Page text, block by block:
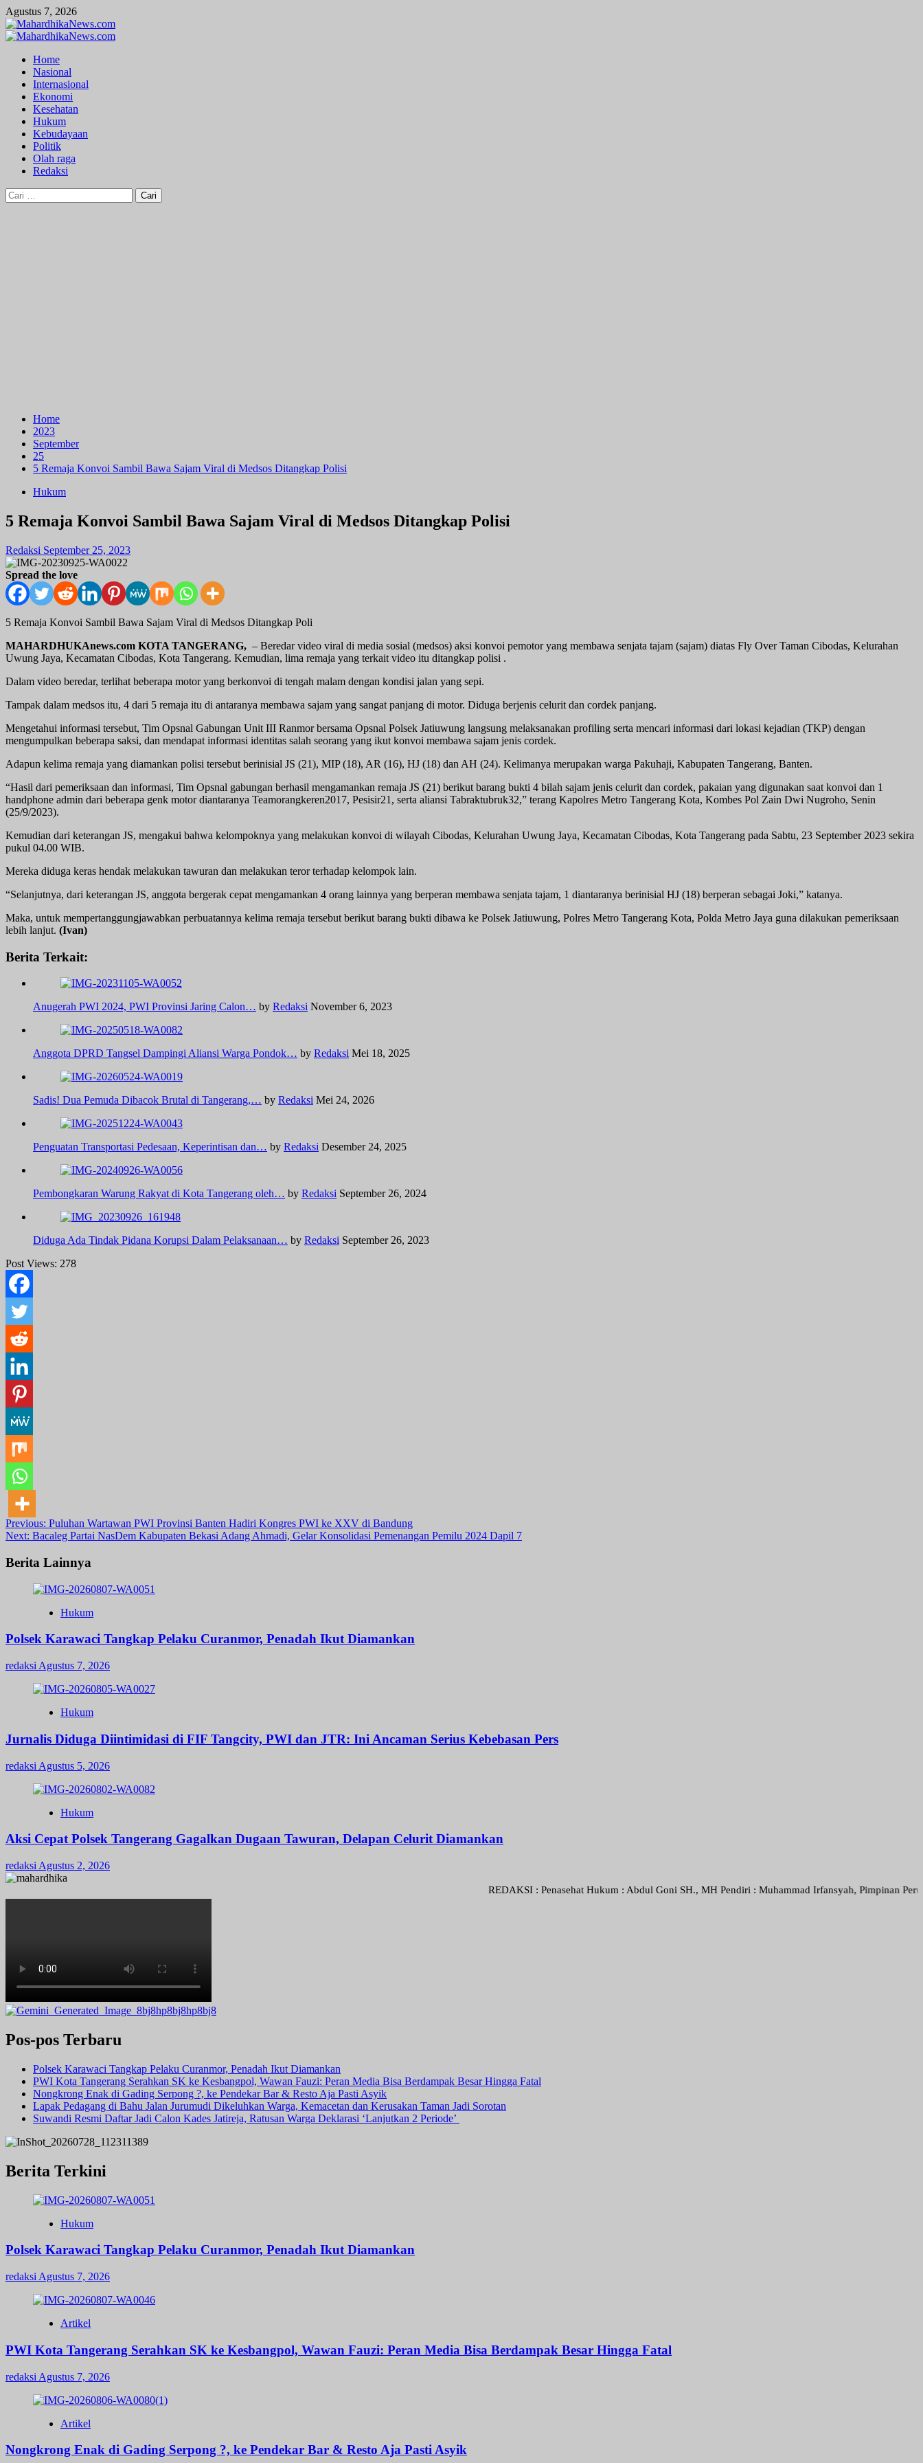
Skip
to
content
Agustus 7, 2026
Primary
Home
Nasional
Internasional
Ekonomi
Kesehatan
Hukum
Kebudayaan
Politik
Olah raga
Redaksi
Cari
untuk:
Home
2023
September
25
5 Remaja Konvoi Sambil Bawa Sajam Viral di Medsos Ditangkap Polisi
Hukum
5 Remaja Konvoi Sambil Bawa Sajam Viral di Medsos Ditangkap Polisi
Redaksi September 25, 2023
Spread the love
5 Remaja Konvoi Sambil Bawa Sajam Viral di Medsos Ditangkap Poli
MAHARDHUKAnews.com KOTA TANGERANG, – Beredar video viral di media sosial (medsos) aksi konvoi pemotor yang membawa senjata tajam (sajam) diatas Fly Over Taman Cibodas, Kelurahan
Uwung Jaya, Kecamatan Cibodas, Kota Tangerang. Kemudian, lima remaja yang terkait video itu ditangkap polisi .
Dalam video beredar, terlihat beberapa motor yang berkonvoi di tengah malam dengan kondisi jalan yang sepi.
Tampak dalam medsos itu, 4 dari 5 remaja itu di antaranya membawa sajam yang sangat panjang di motor. Diduga berjenis celurit dan cordek panjang.
Mengetahui informasi tersebut, Tim Opsnal Gabungan Unit III Ranmor bersama Opsnal Polsek Jatiuwung langsung melaksanakan profiling serta mencari informasi dari lokasi kejadian (TKP) dengan
mengumpulkan beberapa saksi, dan mendapat informasi identitas salah seorang yang ikut konvoi membawa sajam jenis cordek.
Adapun kelima remaja yang diamankan polisi tersebut berinisial JS (21), MIP (18), AR (16), HJ (18) dan AH (24). Kelimanya merupakan warga Pakuhaji, Kabupaten Tangerang, Banten.
“Hasil dari pemeriksaan dan informasi, Tim Opsnal gabungan berhasil mengamankan remaja JS (21) berikut barang bukti 4 bilah sajam jenis celurit dan cordek, pakaian yang digunakan saat konvoi dan 1
handphone admin dari beberapa genk motor diantaranya Teamorangkeren2017, Pesisir21, serta aliansi Tabraktubruk32,” terang Kapolres Metro Tangerang Kota, Kombes Pol Zain Dwi Nugroho, Senin
(25/9/2023).
Kemudian dari keterangan JS, mengakui bahwa kelompoknya yang melakukan konvoi di wilayah Cibodas, Kelurahan Uwung Jaya, Kecamatan Cibodas, Kota Tangerang pada Sabtu, 23 September 2023 sekira
pukul 04.00 WIB.
Mereka diduga keras hendak melakukan tawuran dan melakukan teror terhadap kelompok lain.
“Selanjutnya, dari keterangan JS, anggota bergerak cepat mengamankan 4 orang lainnya yang berperan membawa senjata tajam, 1 diantaranya berinisial HJ (18) berperan sebagai Joki,” katanya.
Maka, untuk mempertanggungjawabkan perbuatannya kelima remaja tersebut berikut barang bukti dibawa ke Polsek Jatiuwung, Polres Metro Tangerang Kota, Polda Metro Jaya guna dilakukan pemeriksaan
lebih lanjut. (Ivan)
Berita Terkait:
Anugerah PWI 2024, PWI Provinsi Jaring Calon… by Redaksi November 6, 2023
Anggota DPRD Tangsel Dampingi Aliansi Warga Pondok… by Redaksi Mei 18, 2025
Sadis! Dua Pemuda Dibacok Brutal di Tangerang,… by Redaksi Mei 24, 2026
Penguatan Transportasi Pedesaan, Keperintisan dan… by Redaksi Desember 24, 2025
Pembongkaran Warung Rakyat di Kota Tangerang oleh… by Redaksi September 26, 2024
Diduga Ada Tindak Pidana Korupsi Dalam Pelaksanaan… by Redaksi September 26, 2023
Post Views: 278
Post
navigation
Previous: Puluhan Wartawan PWI Provinsi Banten Hadiri Kongres PWI ke XXV di Bandung
Next: Bacaleg Partai NasDem Kabupaten Bekasi Adang Ahmadi, Gelar Konsolidasi Pemenangan Pemilu 2024 Dapil 7
Berita Lainnya
Hukum
Polsek Karawaci Tangkap Pelaku Curanmor, Penadah Ikut Diamankan
redaksi Agustus 7, 2026
Hukum
Jurnalis Diduga Diintimidasi di FIF Tangcity, PWI dan JTR: Ini Ancaman Serius Kebebasan Pers
redaksi Agustus 5, 2026
Hukum
Aksi Cepat Polsek Tangerang Gagalkan Dugaan Tawuran, Delapan Celurit Diamankan
redaksi Agustus 2, 2026
REDAKSI : Penasehat Hukum : Abdul Goni SH., MH Pendiri : Muhammad Irfansyah, Pimpinan
Pos-pos Terbaru
Polsek Karawaci Tangkap Pelaku Curanmor, Penadah Ikut Diamankan
PWI Kota Tangerang Serahkan SK ke Kesbangpol, Wawan Fauzi: Peran Media Bisa Berdampak Besar Hingga Fatal
Nongkrong Enak di Gading Serpong ?, ke Pendekar Bar & Resto Aja Pasti Asyik
Lapak Pedagang di Bahu Jalan Jurumudi Dikeluhkan Warga, Kemacetan dan Kerusakan Taman Jadi Sorotan
Suwandi Resmi Daftar Jadi Calon Kades Jatireja, Ratusan Warga Deklarasi ‘Lanjutkan 2 Periode’
Berita Terkini
Hukum
Polsek Karawaci Tangkap Pelaku Curanmor, Penadah Ikut Diamankan
redaksi Agustus 7, 2026
Artikel
PWI Kota Tangerang Serahkan SK ke Kesbangpol, Wawan Fauzi: Peran Media Bisa Berdampak Besar Hingga Fatal
redaksi Agustus 7, 2026
Artikel
Nongkrong Enak di Gading Serpong ?, ke Pendekar Bar & Resto Aja Pasti Asyik